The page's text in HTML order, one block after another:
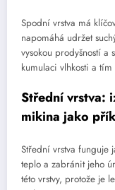
Spodní vrstva má
napomáhá udržet
vysokou prodyšností a
kumulaci vlhkosti a
Střední vrstva:
mikina jako
Střední vrstva funguje
teplo a zabránit jeho
této vrstvy, protože je